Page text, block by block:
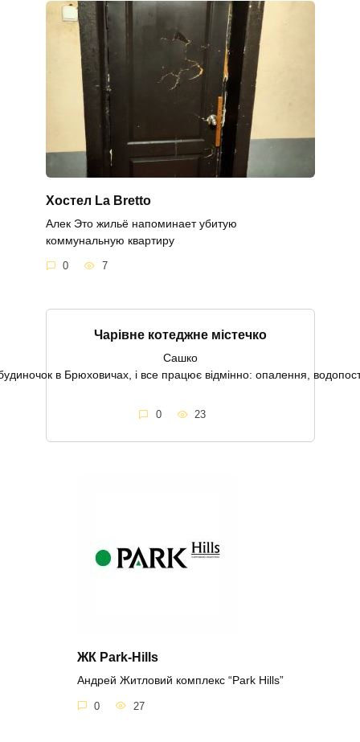
Хостел La Bretto
Алек Это жильё напоминает убитую
коммунальную квартиру
0 7
Чарівне котеджне містечко
Сашко
в Брюховичах, і все працює відмінно: опалення,
0 23
ЖК Park-Hills
Андрей Житловий комплекс “Park Hills”
0 27